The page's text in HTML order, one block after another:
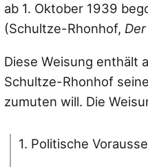
ab 1. Oktober 1939
(Schultze-Rhonhof,
Diese Weisung enthält
Schultze-Rhonhof
zumuten will. Die
1. Politische